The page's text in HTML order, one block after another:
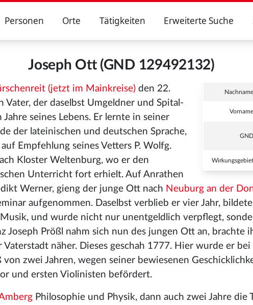
Personen Orte Tätigkeiten Erweiterte Suche
Joseph Ott (GND 129492132)
Nachname
Vorname
GND
Wirkungsgebiet
(jetzt im Mainkreise) den 22.
der daselbst Umgeldner und Spital-
seines Lebens. Er lernte in seiner
der lateinischen und deutschen Sprache,
Empfehlung seines Vetters P. Wolfg.
Kloster Weltenburg, wo er den
Unterricht fort erhielt. Auf Anrathen
Werner, gieng der junge Ott nach Neuburg an der
aufgenommen. Daselbst verblieb er vier Jahr,
und wurde nicht nur unentgeldlich verpflegt,
Joseph Prößl nahm sich nun des jungen Ott an, brachte
Vaterstadt näher. Dieses geschah 1777. Hier wurde er
von zwei Jahren, wegen seiner bewiesenen
und ersten Violinisten befördert.
Philosophie und Physik, dann auch zwei Jahre die